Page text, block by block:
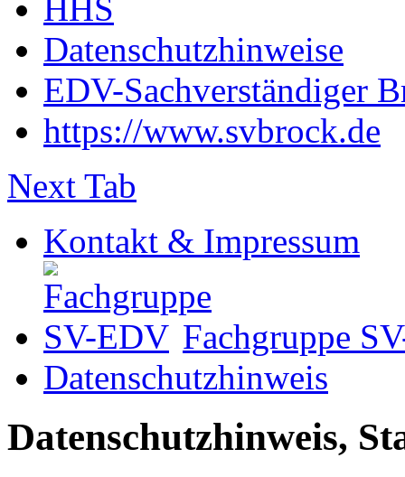
HHS
Datenschutzhinweise
EDV-Sachverständiger
https://www.svbrock.de
Next Tab
Kontakt & Impressum
Fachgruppe
Datenschutzhinweis
Datenschutzhinweis,